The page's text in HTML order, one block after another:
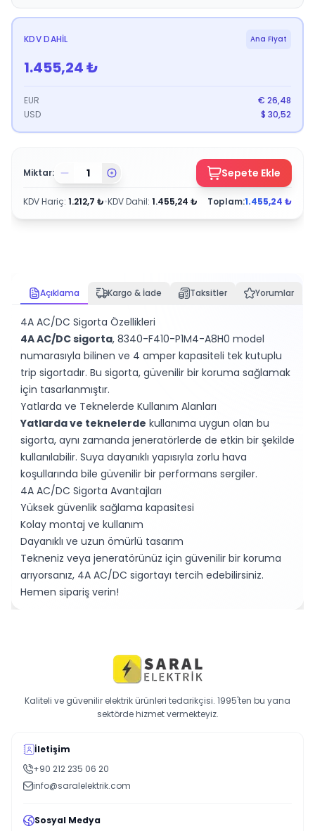
KDV DAHIL Ana Fiyat
1.455,24₺
EUR € 26,48
USD
$ 30,52
Miktar: Sepete Ekle
KDV Hariç: 1.212,7 ₺•KDV Dahil: 1.455,24 ₺ Toplam:1.455,24 ₺
Açıklama Kargo & İade Taksitler Yorumlar
4A AC/DC Sigorta Özellikleri
4A AC/DC sigorta, 8340-F410-P1M4-A8H0 model
numarasıyla bilinen ve 4 amper kapasiteli tek kutuplu
trip sigortadır. Bu sigorta, güvenilir bir koruma sağlamak
için tasarlanmıştır.
Yatlarda ve Teknelerde Kullanım Alanları
Yatlarda ve teknelerde kullanıma uygun olan bu
sigorta, aynı zamanda jeneratörlerde de etkin bir şekilde
kullanılabilir. Suya dayanıklı yapısıyla zorlu hava
koşullarında bile güvenilir bir performans sergiler.
4A AC/DC Sigorta Avantajları
Yüksek güvenlik sağlama kapasitesi
Kolay montaj ve kullanım
Dayanıklı ve uzun ömürlü tasarım
Tekneniz veya jeneratörünüz için güvenilir bir koruma
arıyorsanız, 4A AC/DC sigortayı tercih edebilirsiniz.
Hemen sipariş verin!
Kaliteli ve güvenilir elektrik ürünleri tedarikçisi. 1995'ten bu yana
sektörde hizmet vermekteyiz.
İletişim
+90 212 235 06 20
info@saralelektrik.com
Sosyal Medya